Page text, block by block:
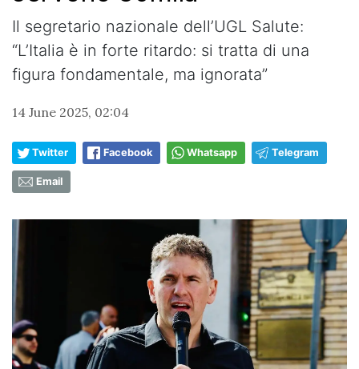
Il segretario nazionale dell’UGL Salute:
“L’Italia è in forte ritardo: si tratta di una
figura fondamentale, ma ignorata”
14 June 2025, 02:04
Twitter Facebook Whatsapp Telegram
Email